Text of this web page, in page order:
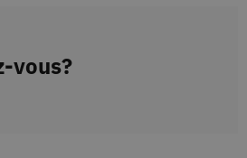
vous?